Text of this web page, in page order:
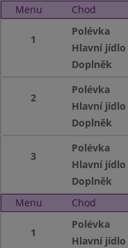
Menu
Chod
1
Polévka
Hlavní jídlo
Doplněk
2
Polévka
Hlavní jídlo
Doplněk
3
Polévka
Hlavní jídlo
Doplněk
Menu
Chod
1
Polévka
Hlavní jídlo